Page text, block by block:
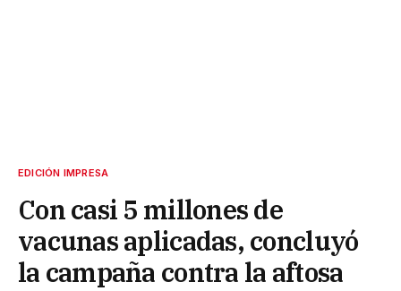
EDICIÓN IMPRESA
Con casi 5 millones de
vacunas aplicadas, concluyó
la campaña contra la aftosa